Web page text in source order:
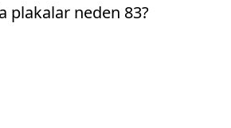
plakalar neden 83?